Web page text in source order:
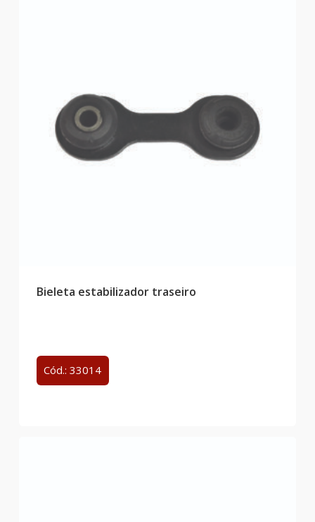
Bieleta estabilizador traseiro
Cód.: 33014